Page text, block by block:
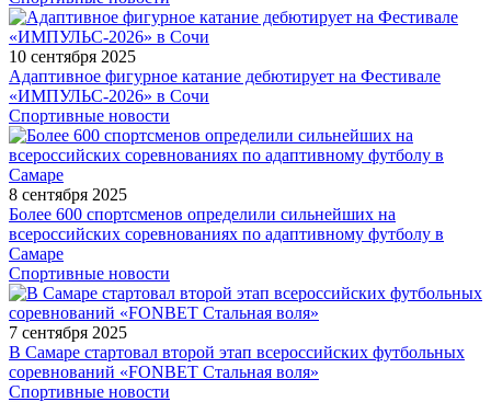
10 сентября 2025
Адаптивное фигурное катание дебютирует на Фестивале
«ИМПУЛЬС-2026» в Сочи
Спортивные новости
8 сентября 2025
Более 600 спортсменов определили сильнейших на
всероссийских соревнованиях по адаптивному футболу в
Самаре
Спортивные новости
7 сентября 2025
В Самаре стартовал второй этап всероссийских футбольных
соревнований «FONBET Стальная воля»
Спортивные новости